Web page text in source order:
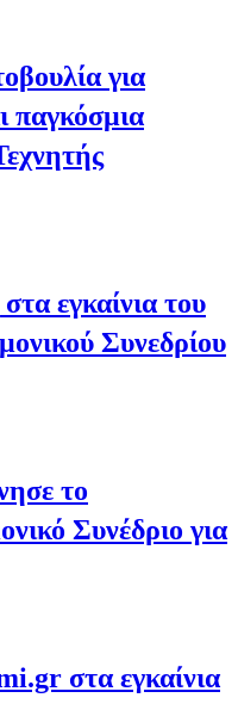
για
παγκόσμια
εγκαίνια του
Συνεδρίου
το
Συνέδριο για
στα εγκαίνια